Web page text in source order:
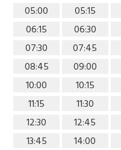
05:00 05:15
06:15
06:30
07:30
07:45
08:45
09:00
10:00
10:15
11:15
11:30
12:30
12:45
13:45
14:00